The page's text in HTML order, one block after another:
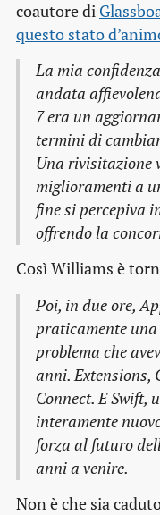
coautore di
questo stato
La mia
andata
7 era un
termini di
Una rivisitazione
miglioramenti a
fine si percepiva
offrendo la
Così Williams è
Poi, in due ore,
praticamente
problema che
anni. Extensions,
Connect. E Swift,
interamente
forza al futuro
anni a venire.
Non è che sia